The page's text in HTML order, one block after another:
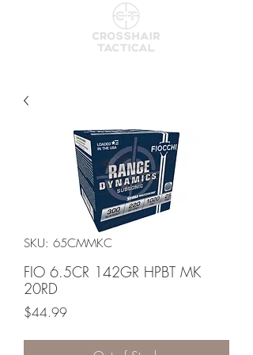
SKU: 65CMMKC
FIO 6.5CR 142GR HPBT MK
20RD
$44.99Price